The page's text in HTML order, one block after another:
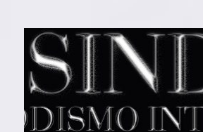
EL SINDICAL
Periodismo Inteligente